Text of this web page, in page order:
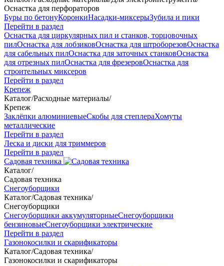
Оснастка для перфораторов
Буры по бетонуКоронкиНасадки-миксерыЗубила и пики
Перейти в раздел
Оснастка для циркулярных пил и станков, торцовочных
пилОснастка для лобзиковОснастка для штроборезовОснастка
для сабельных пилОснастка для заточных станковОснастка
для отрезных пилОснастка для фрезеровОснастка для
строительных миксеров
Перейти в раздел
Крепеж
Каталог/Расходные материалы/
Крепеж
Заклёпки алюминиевыеСкобы для степлераХомуты
металлические
Перейти в раздел
Леска и диски для триммеров
Перейти в раздел
Садовая техника
Каталог/
Садовая техника
Снегоуборщики
Каталог/Садовая техника/
Снегоуборщики
Снегоуборщики аккумуляторныеСнегоуборщики
бензиновыеСнегоуборщики электрические
Перейти в раздел
Газонокосилки и скарификаторы
Каталог/Садовая техника/
Газонокосилки и скарификаторы